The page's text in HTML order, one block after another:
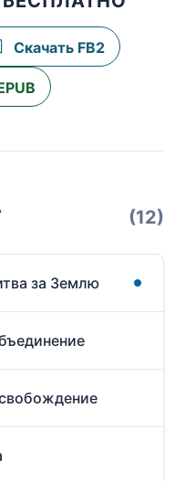
Скачать FB2
(12)
за Землю